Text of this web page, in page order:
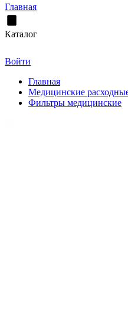
Главная
Каталог
Войти
Главная
Медицинские
Фильтры медицинские